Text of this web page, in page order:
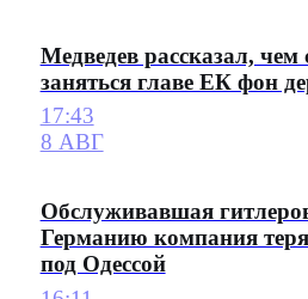
Медведев рассказал, чем
заняться главе ЕК фон
17:43
8 АВГ
Обслуживавшая
Германию компания
под Одессой